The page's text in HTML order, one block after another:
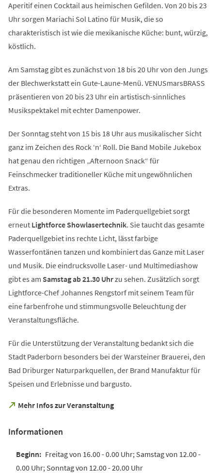
Aperitif einen Cocktail aus heimischen Gefilden. Von 20 bis 23
Uhr sorgen Mariachi Sol Latino für Musik, die so
charakteristisch ist wie die mexikanische Küche: bunt, würzig,
köstlich.
Am Samstag gibt es zunächst von 18 bis 20 Uhr von den Jungs
der Blechwerkstatt ein Gute-Laune-Menü. VENUSmarsBRASS
präsentieren von 20 bis 23 Uhr ein artistisch-sinnliches
Musikspektakel mit echter Damenpower.
Der Sonntag steht von 15 bis 18 Uhr aus musikalischer Sicht
ganz im Zeichen des Rock ‘n‘ Roll. Die Band Mobile Jukebox
hat genau den richtigen „Afternoon Snack“ für
Feinschmecker traditioneller Küche mit ungewöhnlichen
Extras.
Für die besonderen Momente im Paderquellgebiet sorgt
erneut Lightforce Showlasertechnik. Sie taucht das gesamte
Paderquellgebiet ins rechte Licht, lässt farbige
Wasserfontänen tanzen und kombiniert das Ganze mit Laser
und Musik. Die eindrucksvolle Laser- und Multimediashow
gibt es am Samstag ab 21.30 Uhrzu sehen. Zusätzlich sorgt
Lightforce-Chef Johannes Rengstorf mit seinem Team für
eine farbenfrohe und stimmungsvolle Beleuchtung der
Veranstaltungsfläche.
Für die Unterstützung der Veranstaltung bedankt sich die
Stadt Paderborn besonders bei der Warsteiner Brauerei, den
Bad Driburger Naturparkquellen, der Brand Manufaktur für
Speisen und Erlebnisse und bargusto.
Mehr Infos zur Veranstaltung
(Öffnet
neuen
Informationen
Freitag von 16.00 - 0.00 Uhr; Samstag von 12.00 -
0.00 Uhr; Sonntag von 12.00 - 20.00 Uhr